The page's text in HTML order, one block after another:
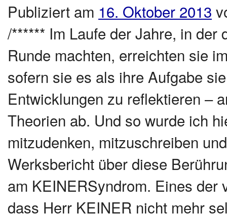
Publiziert am 16. Oktober 2013
/****** Im Laufe der Jahre, in
Runde machten, erreichten sie
sofern sie es als ihre Aufgabe
Entwicklungen zu reflektieren –
Theorien ab. Und so wurde ich
mitzudenken, mitzuschreiben
Werksbericht über diese
am KEINERSyndrom. Eines
dass Herr KEINER nicht mehr